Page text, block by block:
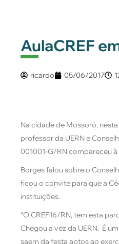
AulaCREF
ricardo 05/06/2017
Na cidade de Mossoró,
professor da UERN e
001001-G/RN compareceu
Borges falou sobre o
ficou o convite para que a
instituições.
“O CREF16/RN, tem esta
Chegou a vez da UERN. É
saem da festa aptos ao